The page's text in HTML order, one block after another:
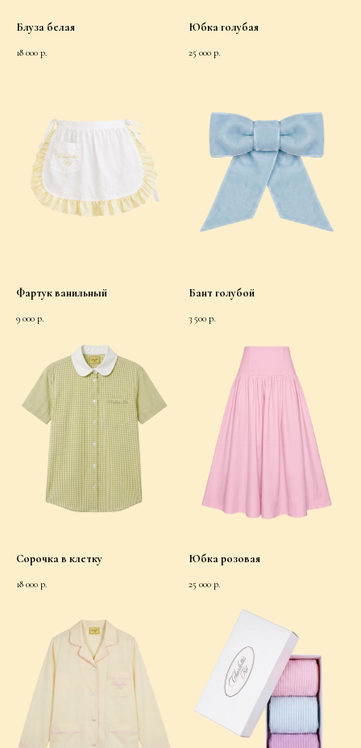
Блуза белая
18 000 р.
Юбка голубая
25 000 р.
Фартук ванильный
9 000 р.
Бант голубой
3 500 р.
Сорочка в клетку
18 000 р.
Юбка розовая
25 000 р.